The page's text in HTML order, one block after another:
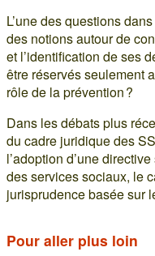
L’une des questions
des notions autour de
et l’identification de ses
être réservés seulement
rôle de la prévention ?
Dans les débats plus
du cadre juridique des
l’adoption d’une
des services sociaux, le
jurisprudence basée sur
Pour aller plus loin